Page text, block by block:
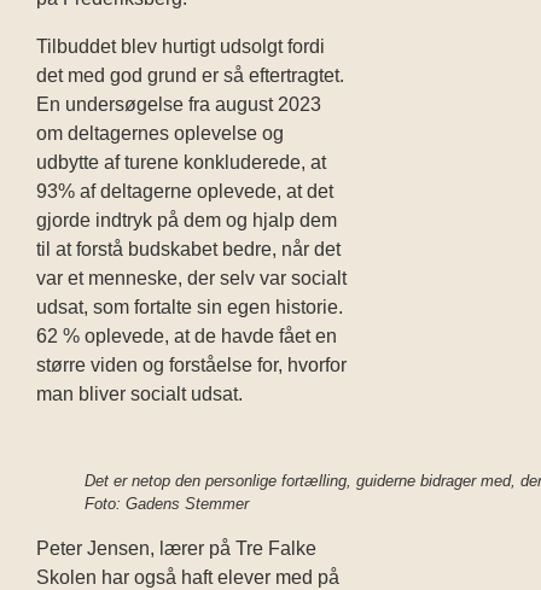
Tilbuddet blev hurtigt udsolgt fordi
det med god grund er så eftertragtet.
En undersøgelse fra august 2023
om deltagernes oplevelse og
udbytte af turene konkluderede, at
93% af deltagerne oplevede, at det
gjorde indtryk på dem og hjalp dem
til at forstå budskabet bedre, når det
var et menneske, der selv var socialt
udsat, som fortalte sin egen historie.
62 % oplevede, at de havde fået en
større viden og forståelse for, hvorfor
man bliver socialt udsat.
Det er netop den personlige fortælling, guiderne bidrager med,
Foto: Gadens Stemmer
Peter Jensen, lærer på Tre Falke
Skolen har også haft elever med på